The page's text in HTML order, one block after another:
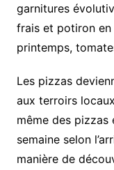
garnitures
frais et potiron en
printemps,
Les pizzas
aux terroirs
même des pizzas
semaine selon
manière de